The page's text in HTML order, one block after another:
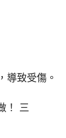
導致受傷。